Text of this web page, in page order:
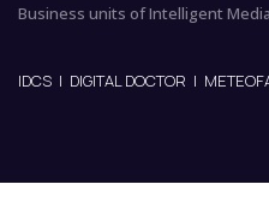
Business units of Intelligent Media
IDCS | DIGITAL DOCTOR |